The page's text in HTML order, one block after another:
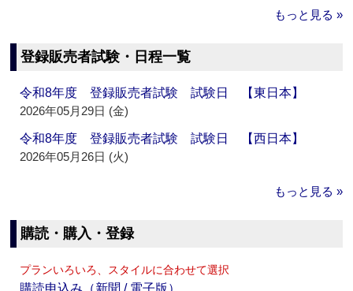
もっと見る »
登録販売者試験・日程一覧
令和8年度 登録販売者試験 試験日 【東日本】
2026年05月29日 (金)
令和8年度 登録販売者試験 試験日 【西日本】
2026年05月26日 (火)
もっと見る »
購読・購入・登録
プランいろいろ、スタイルに合わせて選択